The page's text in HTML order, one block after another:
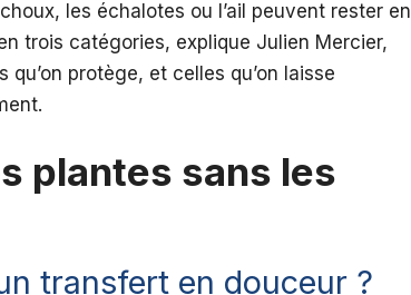
les échalotes ou l’ail peuvent rester en
trois catégories, explique Julien Mercier,
protège, et celles qu’on laisse
plantes sans les
transfert en douceur ?